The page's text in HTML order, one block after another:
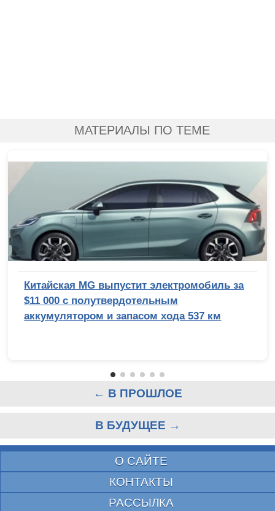
МАТЕРИАЛЫ ПО ТЕМЕ
Китайская MG выпустит электромобиль за
$11 000 с полутвердотельным
аккумулятором и запасом хода 537 км
← В ПРОШЛОЕ
В БУДУЩЕЕ →
О САЙТЕ
КОНТАКТЫ
РАССЫЛКА